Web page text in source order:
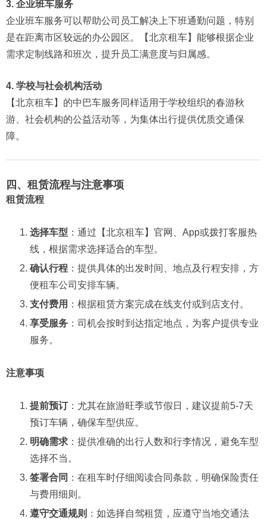
3. 企业班车服务
企业班车服务可以帮助公司员工解决上下班通勤问题，特别
是在距离市区较远的办公园区。【北京租车】能够根据企业
需求定制线路和班次，提升员工满意度与归属感。
4. 学校与社会机构活动
【北京租车】的中巴车服务同样适用于学校组织的春游秋
游、社会机构的公益活动等，为集体出行提供优质交通保
障。
四、租赁流程与注意事项
租赁流程
选择车型 ：通过【北京租车】官网、App或拨打客服热
线，根据需求选择适合的车型。
确认行程 ：提供具体的出发时间、地点及行程安排，方
便租车公司安排车辆。
支付费用 ：根据租赁方案完成在线支付或到店支付。
享受服务 ：司机会按时到达指定地点，为客户提供专业
服务。
注意事项
提前预订：尤其在旅游旺季或节假日，建议提前5-7天
预订车辆，确保车型供应。
明确需求 ：提供准确的出行人数和行李情况，避免车型
选择不当。
签署合同 ：在租车时仔细阅读合同条款，明确保险责任
与费用细则。
遵守交通规则 ：如选择自驾租赁，应遵守当地交通法